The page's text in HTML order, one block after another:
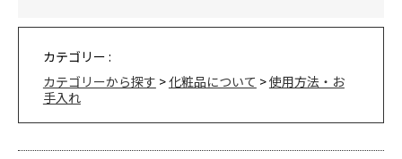
カテゴリー :
カテゴリーから探す >化粧品について >使用方法・お
手入れ